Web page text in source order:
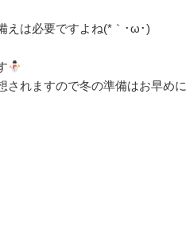
えは必要ですよね(*｀･ω･)ゞ
されますので冬の準備はお早めに